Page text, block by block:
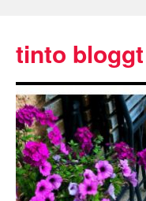
tinto bloggt